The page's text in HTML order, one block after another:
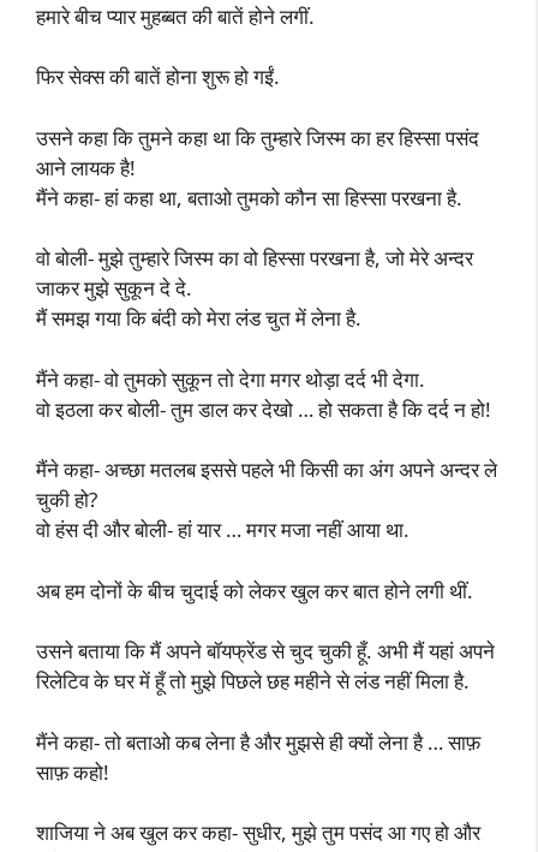
हमारे बीच प्यार मुहब्बत की बातें होने लगीं.
फिर सेक्स की बातें होना शुरू हो गईं.
उसने कहा कि तुमने कहा था कि तुम्हारे जिस्म का हर हिस्सा पसंद
आने लायक है!
मैंने कहा- हां कहा था, बताओ तुमको कौन सा हिस्सा परखना है.
वो बोली- मुझे तुम्हारे जिस्म का वो हिस्सा परखना है, जो मेरे अन्दर
जाकर मुझे सुकून दे दे.
मैं समझ गया कि बंदी को मेरा लंड चुत में लेना है.
मैंने कहा- वो तुमको सुकून तो देगा मगर थोड़ा दर्द भी देगा.
वो इठला कर बोली- तुम डाल कर देखो … हो सकता है कि दर्द न हो!
मैंने कहा- अच्छा मतलब इससे पहले भी किसी का अंग अपने अन्दर ले
चुकी हो?
वो हंस दी और बोली- हां यार … मगर मजा नहीं आया था.
अब हम दोनों के बीच चुदाई को लेकर खुल कर बात होने लगी थीं.
उसने बताया कि मैं अपने बॉयफ्रेंड से चुद चुकी हूँ. अभी मैं यहां अपने
रिलेटिव के घर में हूँ तो मुझे पिछले छह महीने से लंड नहीं मिला है.
मैंने कहा- तो बताओ कब लेना है और मुझसे ही क्यों लेना है … साफ़
साफ़ कहो!
शाजिया ने अब खुल कर कहा- सुधीर, मुझे तुम पसंद आ गए हो और